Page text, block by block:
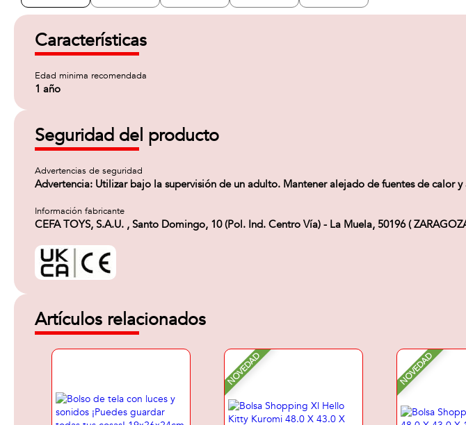
Características
Edad minima recomendada
1 año
Seguridad del producto
Advertencias de seguridad
Advertencia: Utilizar bajo la supervisión de un adulto. Mantener alejado de fuentes de calor
Información fabricante
CEFA TOYS, S.A.U. , Santo Domingo, 10 (Pol. Ind. Centro Vía) - La Muela, 50196 (
Artículos relacionados
NOVEDAD NOVEDAD